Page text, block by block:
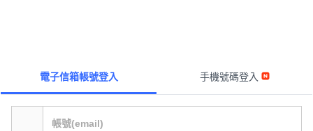
電子信箱帳號登入 手機號碼登入